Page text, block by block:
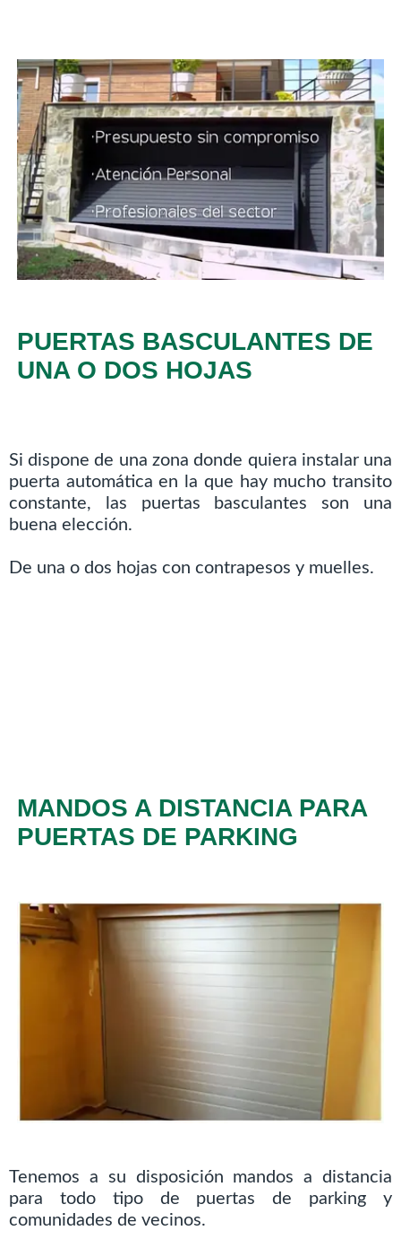
PUERTAS BASCULANTES DE
UNA O DOS HOJAS
Si dispone de una zona donde quiera instalar una
puerta automática en la que hay mucho transito
constante, las puertas basculantes son una
buena elección.
De una o dos hojas con contrapesos y muelles.
MANDOS A DISTANCIA PARA
PUERTAS DE PARKING
Tenemos a su disposición mandos a distancia
para todo tipo de puertas de parking y
comunidades de vecinos.